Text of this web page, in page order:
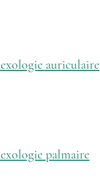
auriculaire
palmaire